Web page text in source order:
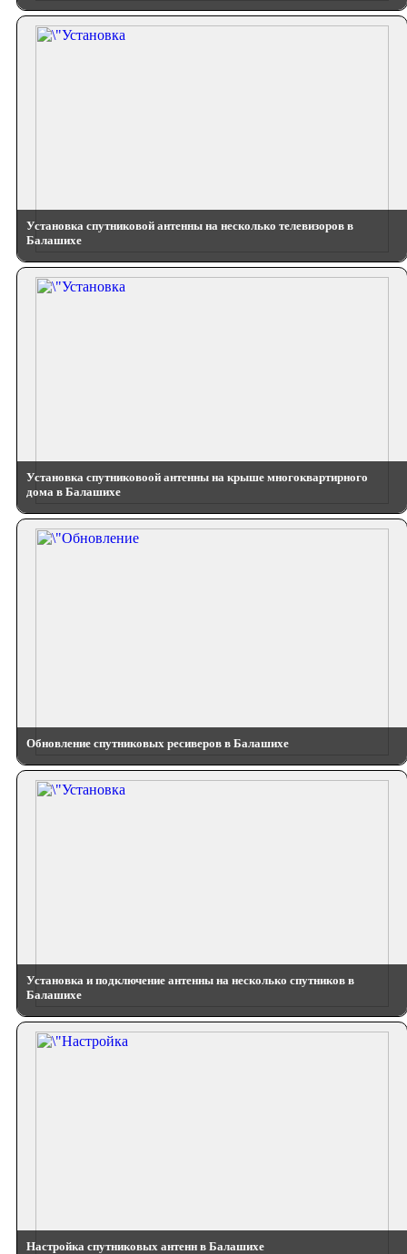
Установка спутниковой антенны на несколько телевизоров в
Балашихе
Установка спутниковоой антенны на крыше многоквартирного
дома в Балашихе
Обновление спутниковых ресиверов в Балашихе
Установка и подключение антенны на несколько спутников в
Балашихе
Настройка спутниковых антенн в Балашихе